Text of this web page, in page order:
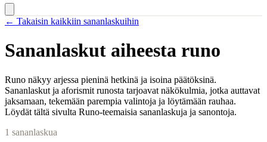
← Takaisin kaikkiin sananlaskuihin
Sananlaskut aiheesta runo
Runo näkyy arjessa pieninä hetkinä ja isoina päätöksinä.
Sananlaskut ja aforismit runosta tarjoavat näkökulmia, jotka auttavat
jaksamaan, tekemään parempia valintoja ja löytämään rauhaa.
Löydät tältä sivulta Runo-teemaisia sananlaskuja ja sanontoja.
1 sananlaskua